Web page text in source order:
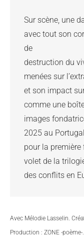
Sur scène, une
avec tout son
de
destruction du
menées sur
et son impact
comme une
images
2025 au
pour la première
volet de la
Avec Mélodie Lasselin.
Production : ZONE -